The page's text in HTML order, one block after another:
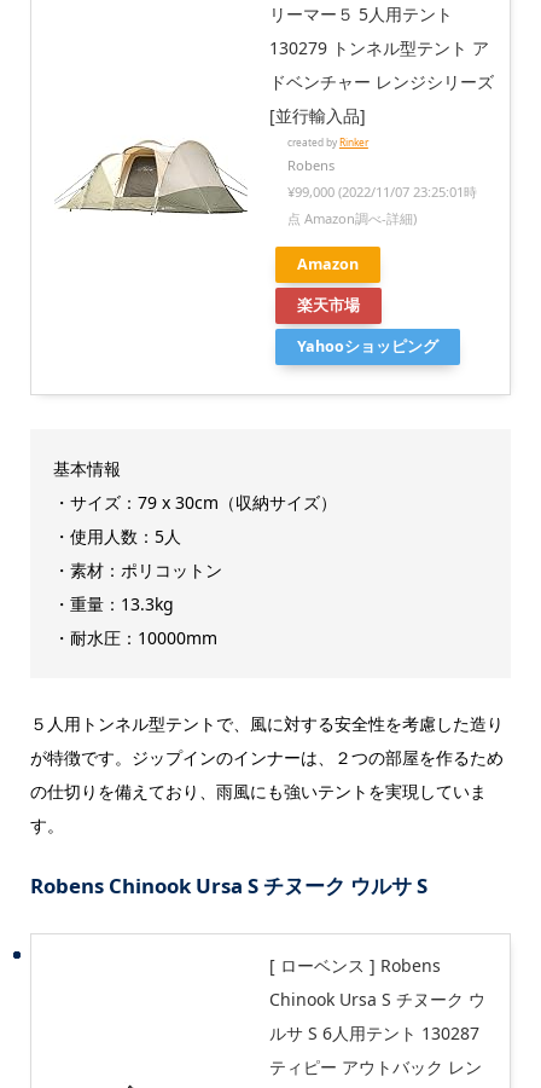
リーマー５ 5人用テント
130279 トンネル型テント ア
ドベンチャー レンジシリーズ
[並行輸入品]
created byRinker
Robens
¥99,000 (2022/11/07 23:25:01時
点 Amazon調べ-詳細)
Amazon
楽天市場
Yahooショッピング
基本情報
・サイズ：79 x 30cm（収納サイズ）
・使用人数：5人
・素材：ポリコットン
・重量：13.3kg
・耐水圧：10000mm
５人用トンネル型テントで、風に対する安全性を考慮した造り
が特徴です。ジップインのインナーは、２つの部屋を作るため
の仕切りを備えており、雨風にも強いテントを実現していま
す。
Robens Chinook Ursa S チヌーク ウルサ S
[ ローベンス ] Robens
Chinook Ursa S チヌーク ウ
ルサ S 6人用テント 130287
ティピー アウトバック レン